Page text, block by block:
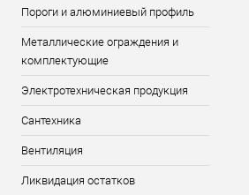
Пороги и алюминиевый профиль
Металлические ограждения и
комплектующие
Электротехническая продукция
Сантехника
Вентиляция
Ликвидация остатков